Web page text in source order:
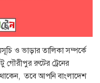
ও ভাড়ার তালিকা সম্পর্কে
রুটের ট্রেনের
তবে আপনি বাংলাদেশ